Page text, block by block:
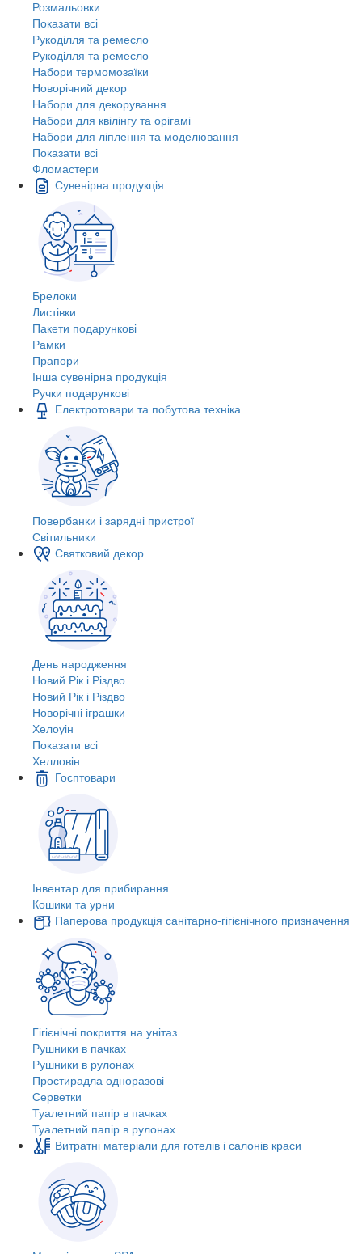
Розмальовки
Показати всі
Рукоділля та ремесло
Рукоділля та ремесло
Набори термомозаїки
Новорічний декор
Набори для декорування
Набори для квілінгу та орігамі
Набори для ліплення та моделювання
Показати всі
Фломастери
Сувенірна продукція
Брелоки
Листівки
Пакети подарункові
Рамки
Прапори
Інша сувенірна продукція
Ручки подарункові
Електротовари та побутова техніка
Повербанки і зарядні пристрої
Світильники
Святковий декор
День народження
Новий Рік і Різдво
Новий Рік і Різдво
Новорічні іграшки
Хелоуін
Показати всі
Хелловін
Госптовари
Інвентар для прибирання
Кошики та урни
Паперова продукція санітарно-гігієнічного призначення
Гігієнічні покриття на унітаз
Рушники в пачках
Рушники в рулонах
Простирадла одноразові
Серветки
Туалетний папір в пачках
Туалетний папір в рулонах
Витратні матеріали для готелів і салонів краси